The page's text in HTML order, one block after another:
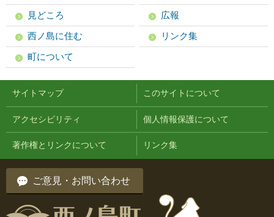
見どころ
西ノ島に住む
町について
広報
リンク集
サイトマップ このサイトについて
アクセシビリティ 個人情報保護について
著作権とリンクについて リンク集
ご意見・お問い合わせ